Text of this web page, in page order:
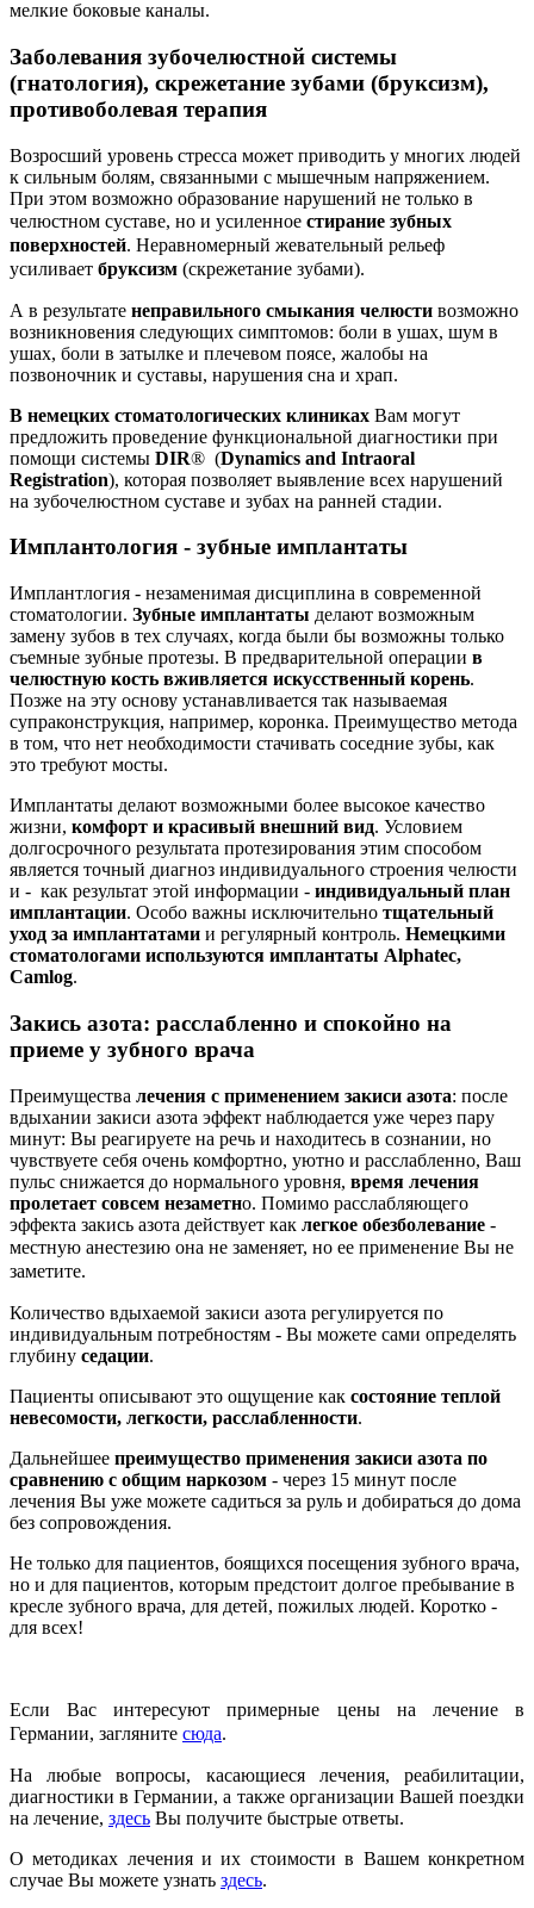
мелкие боковые каналы.
Заболевания зубочелюстной системы
(гнатология), скрежетание зубами (бруксизм),
противоболевая терапия
Возросший уровень стресса может приводить у многих людей
к сильным болям, связанными с мышечным напряжением.
При этом возможно образование нарушений не только в
челюстном суставе, но и усиленное стирание зубных
поверхностей. Неравномерный жевательный рельеф
усиливает бруксизм (скрежетание зубами).
А в результате неправильного смыкания челюсти возможно
возникновения следующих симптомов: боли в ушах, шум в
ушах, боли в затылке и плечевом поясе, жалобы на
позвоночник и суставы, нарушения сна и храп.
В немецких стоматологических клиниках Вам могут
предложить проведение функциональной диагностики при
помощи системы DIR® (Dynamics and Intraoral
Registration), которая позволяет выявление всех нарушений
на зубочелюстном суставе и зубах на ранней стадии.
Имплантология - зубные имплантаты
Имплантлогия - незаменимая дисциплина в современной
стоматологии. Зубные имплантаты делают возможным
замену зубов в тех случаях, когда были бы возможны только
съемные зубные протезы. В предварительной операции в
челюстную кость вживляется искусственный корень.
Позже на эту основу устанавливается так называемая
супраконструкция, например, коронка. Преимущество метода
в том, что нет необходимости стачивать соседние зубы, как
это требуют мосты.
Имплантаты делают возможными более высокое качество
жизни, комфорт и красивый внешний вид. Условием
долгосрочного результата протезирования этим способом
является точный диагноз индивидуального строения челюсти
и - как результат этой информации - индивидуальный план
имплантации. Особо важны исключительно тщательный
уход за имплантатами и регулярный контроль. Немецкими
стоматологами используются имплантаты Alphatec,
Camlog.
Закись азота: расслабленно и спокойно на
приеме у зубного врача
Преимущества лечения с применением закиси азота: после
вдыхании закиси азота эффект наблюдается уже через пару
минут: Вы реагируете на речь и находитесь в сознании, но
чувствуете себя очень комфортно, уютно и расслабленно, Ваш
пульс снижается до нормального уровня, время лечения
пролетает совсем незаметно. Помимо расслабляющего
эффекта закись азота действует как легкое обезболевание -
местную анестезию она не заменяет, но ее применение Вы не
заметите.
Количество вдыхаемой закиси азота регулируется по
индивидуальным потребностям - Вы можете сами определять
глубину седации.
Пациенты описывают это ощущение как состояние теплой
невесомости, легкости, расслабленности.
Дальнейшее преимущество применения закиси азота по
сравнению с общим наркозом - через 15 минут после
лечения Вы уже можете садиться за руль и добираться до дома
без сопровождения.
Не только для пациентов, боящихся посещения зубного врача,
но и для пациентов, которым предстоит долгое пребывание в
кресле зубного врача, для детей, пожилых людей. Коротко -
для всех!
Если Вас интересуют примерные цены на лечение в
Германии, загляните сюда.
На любые вопросы, касающиеся лечения, реабилитации,
диагностики в Германии, а также организации Вашей поездки
на лечение, здесь Вы получите быстрые ответы.
О методиках лечения и их стоимости в Вашем конкретном
случае Вы можете узнать здесь.